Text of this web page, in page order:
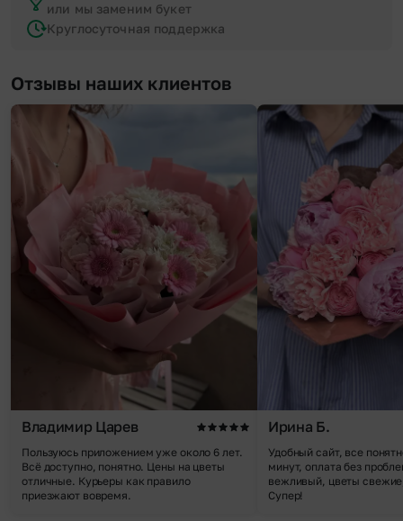
или мы заменим букет
Круглосуточная поддержка
Отзывы наших клиентов
Владимир Царев
Пользуюсь приложением уже около 6 лет.
Всё доступно, понятно. Цены на цветы
отличные. Курьеры как правило
приезжают вовремя.
Ирина Б.
Удобный сайт, все
минут, оплата без
вежливый, цветы
Супер!